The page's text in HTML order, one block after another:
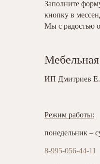
Заполните
кнопку в
Мы с радостью
ИП Дмитриев
Режим работы:
понедельник –
8-995-056-44-11